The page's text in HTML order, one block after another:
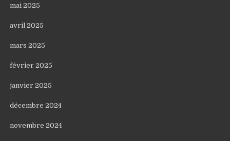
mai 2025
avril 2025
mars 2025
février 2025
janvier 2025
décembre 2024
novembre 2024